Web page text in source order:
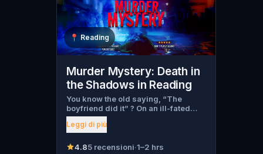
📍 Reading
Murder Mystery: Death in
the Shadows in Reading
You know the old saying, “The
boyfriend did it” ? On an ill-fated
night, love goes terribly wrong for
Bella Wanderlust and Walter Bridges
found dead during a ghost tour led
Leggi di più
4.85 recensioni·1–2 hrs